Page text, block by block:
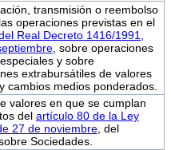
transmisión o reembolso
operaciones previstas en el
Real Decreto 1416/1991,
, sobre operaciones
y sobre
extrabursátiles de valores
cambios medios ponderados.
valores en que se cumplan
del artículo 80 de la Ley
27 de noviembre, del
Sociedades.